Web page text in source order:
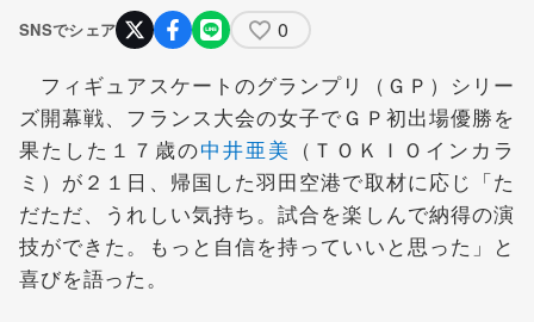
SNSでシェア 0
フィギュアスケートのグランプリ（ＧＰ）シリー
ズ開幕戦、フランス大会の女子でＧＰ初出場優勝を
果たした１７歳の中井亜美 （ＴＯＫＩＯインカラ
ミ）が２１日、帰国した羽田空港で取材に応じ「た
だただ、うれしい気持ち。試合を楽しんで納得の演
技ができた。もっと自信を持っていいと思った」と
喜びを語った。